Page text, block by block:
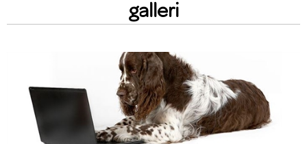
galleri